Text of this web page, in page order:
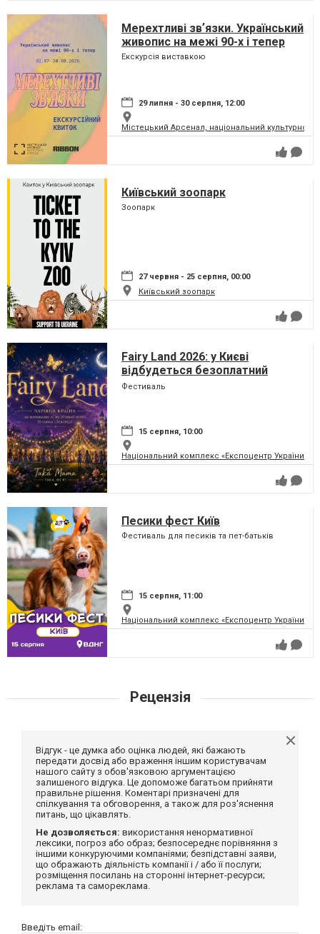
Мерехтливі звʼязки. Український
живопис на межі 90-х і тепер
Екскурсія виставкою
29 липня - 30 серпня, 12:00
Містецький Арсенал, національний культурно-
Київський зоопарк
Зоопарк
27 червня - 25 серпня, 00:00
Київський зоопарк
Fairy Land 2026: у Києві
відбудеться безоплатний
сімейний фестиваль, який
Фестиваль
15 серпня, 10:00
Національний комплекс «Експоцентр України»
Песики фест Київ
Фестиваль для песиків та пет-батьків
15 серпня, 11:00
Національний комплекс «Експоцентр України»
Рецензія
Відгук - це думка або оцінка людей, які бажають
передати досвід або враження іншим користувачам
нашого сайту з обов'язковою аргументацією
залишеного відгука. Це допоможе багатьом прийняти
правильне рішення. Коментарі призначені для
спілкування та обговорення, а також для роз'яснення
питань, що цікавлять.
Не дозволяється: використання ненормативної
лексики, погроз або образ; безпосереднє порівняння з
іншими конкуруючими компаніями; безпідставні заяви,
що ображають діяльність компанії і / або її послуги;
розміщення посилань на сторонні інтернет-ресурси;
реклама та самореклама.
Введіть email: